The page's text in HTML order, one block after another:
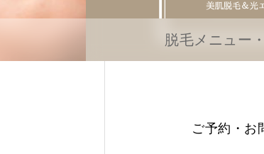
脱毛メニュー
ご予約・お